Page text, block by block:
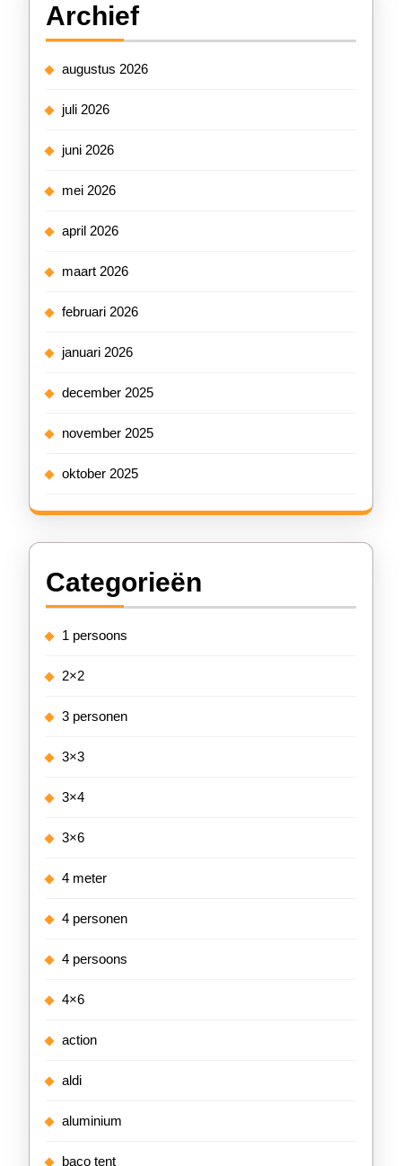
Archief
augustus 2026
juli 2026
juni 2026
mei 2026
april 2026
maart 2026
februari 2026
januari 2026
december 2025
november 2025
oktober 2025
Categorieën
1 persoons
2×2
3 personen
3×3
3×4
3×6
4 meter
4 personen
4 persoons
4×6
action
aldi
aluminium
baco tent